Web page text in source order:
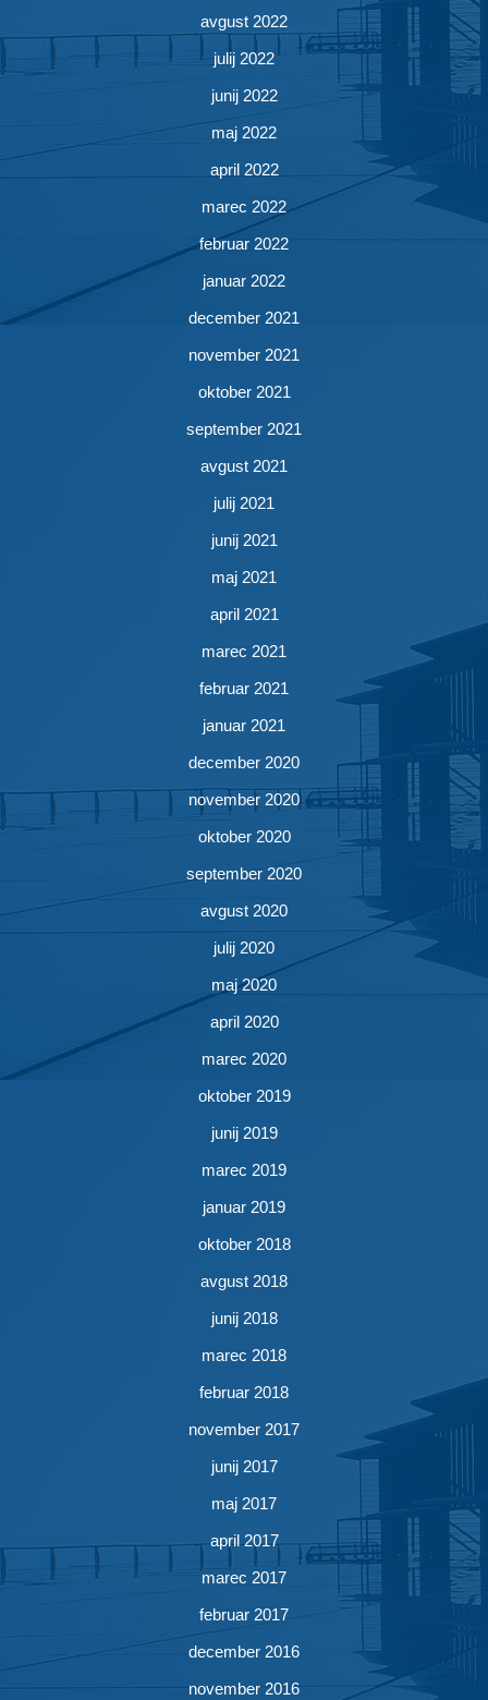
avgust 2022
julij 2022
junij 2022
maj 2022
april 2022
marec 2022
februar 2022
januar 2022
december 2021
november 2021
oktober 2021
september 2021
avgust 2021
julij 2021
junij 2021
maj 2021
april 2021
marec 2021
februar 2021
januar 2021
december 2020
november 2020
oktober 2020
september 2020
avgust 2020
julij 2020
maj 2020
april 2020
marec 2020
oktober 2019
junij 2019
marec 2019
januar 2019
oktober 2018
avgust 2018
junij 2018
marec 2018
februar 2018
november 2017
junij 2017
maj 2017
april 2017
marec 2017
februar 2017
december 2016
november 2016